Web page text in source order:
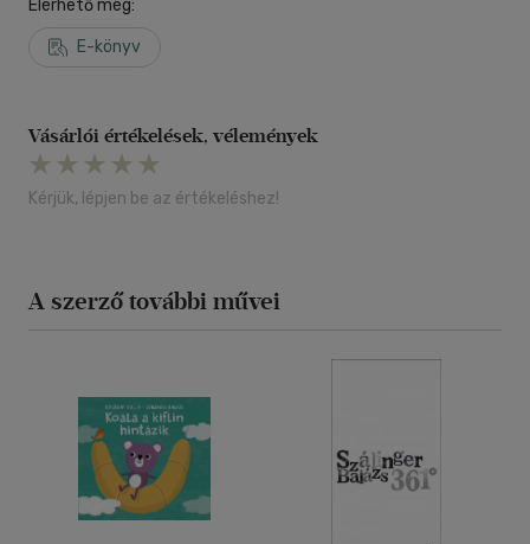
Elérhető még:
E-könyv
Vásárlói értékelések, vélemények
Kérjük, lépjen be az értékeléshez!
A szerző további művei